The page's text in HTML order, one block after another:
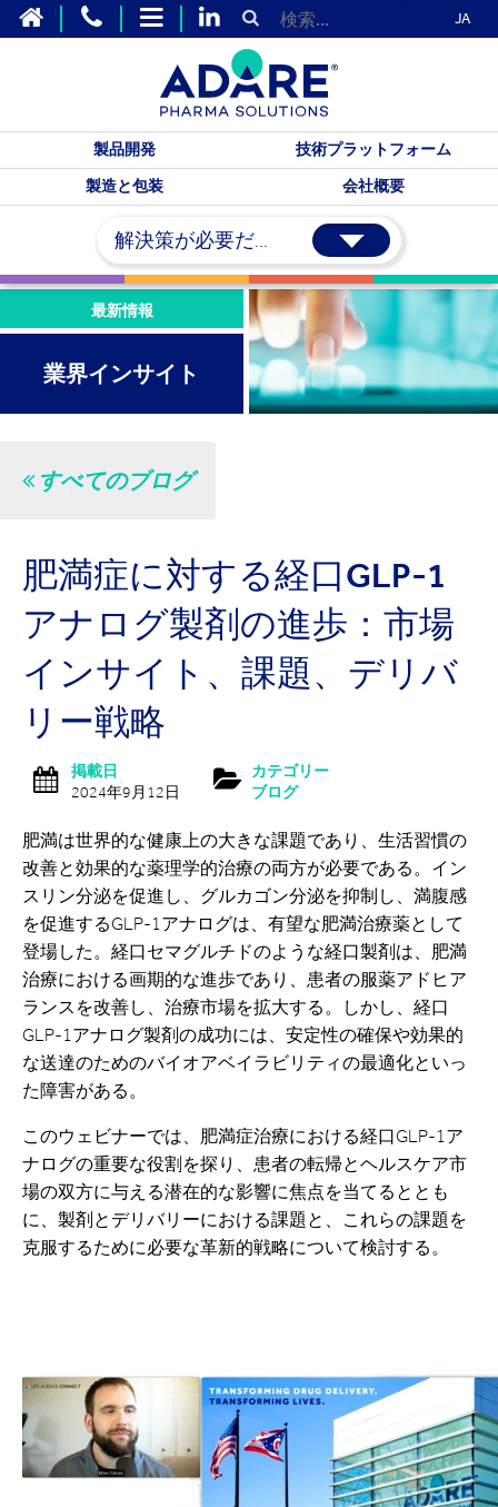
JA
製品開発
技術プラットフォーム
製造と包装
会社概要
解決策が必要だ...
最新情報
業界インサイト
すべてのブログ
肥満症に対する経口GLP-1
アナログ製剤の進歩：市場
インサイト、課題、デリバ
リー戦略
掲載日
2024年9月12日
カテゴリー
ブログ
肥満は世界的な健康上の大きな課題であり、生活習慣の
改善と効果的な薬理学的治療の両方が必要である。イン
スリン分泌を促進し、グルカゴン分泌を抑制し、満腹感
を促進するGLP-1アナログは、有望な肥満治療薬として
登場した。経口セマグルチドのような経口製剤は、肥満
治療における画期的な進歩であり、患者の服薬アドヒア
ランスを改善し、治療市場を拡大する。しかし、経口
GLP-1アナログ製剤の成功には、安定性の確保や効果的
な送達のためのバイオアベイラビリティの最適化といっ
た障害がある。
このウェビナーでは、肥満症治療における経口GLP-1ア
ナログの重要な役割を探り、患者の転帰とヘルスケア市
場の双方に与える潜在的な影響に焦点を当てるととも
に、製剤とデリバリーにおける課題と、これらの課題を
克服するために必要な革新的戦略について検討する。